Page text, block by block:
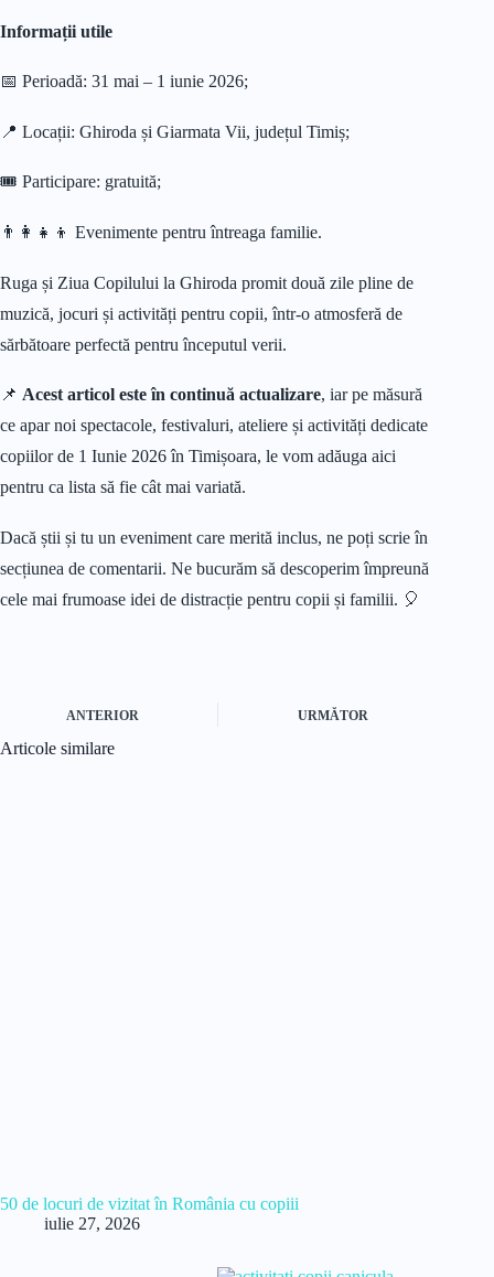
Informații utile
📅 Perioadă: 31 mai – 1 iunie 2026;
📍 Locații: Ghiroda și Giarmata Vii, județul Timiș;
🎟️ Participare: gratuită;
👨‍👩‍👧‍👦 Evenimente pentru întreaga familie.
Ruga și Ziua Copilului la Ghiroda promit două zile pline de
muzică, jocuri și activități pentru copii, într-o atmosferă de
sărbătoare perfectă pentru începutul verii.
📌 Acest articol este în continuă actualizare, iar pe măsură
ce apar noi spectacole, festivaluri, ateliere și activități dedicate
copiilor de 1 Iunie 2026 în Timișoara, le vom adăuga aici
pentru ca lista să fie cât mai variată.
Dacă știi și tu un eveniment care merită inclus, ne poți scrie în
secțiunea de comentarii. Ne bucurăm să descoperim împreună
cele mai frumoase idei de distracție pentru copii și familii. 🎈
ANTERIOR URMĂTOR
Articole similare
50 de locuri de vizitat în România cu copiii
iulie 27, 2026